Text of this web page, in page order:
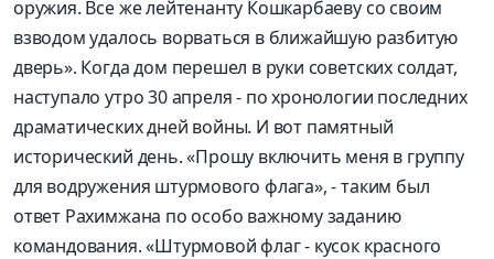
оружия. Все же лейтенанту Кошкарбаеву со своим
взводом удалось ворваться в ближайшую разбитую
дверь». Когда дом перешел в руки советских солдат,
наступало утро 30 апреля - по хронологии последних
драматических дней войны. И вот памятный
исторический день. «Прошу включить меня в группу
для водружения штурмового флага», - таким был
ответ Рахимжана по особо важному заданию
командования. «Штурмовой флаг - кусок красного